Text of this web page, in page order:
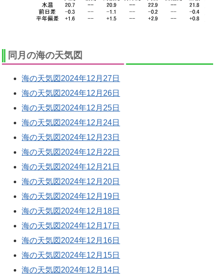
同月の海の天気図
海の天気図2024年12月27日
海の天気図2024年12月26日
海の天気図2024年12月25日
海の天気図2024年12月24日
海の天気図2024年12月23日
海の天気図2024年12月22日
海の天気図2024年12月21日
海の天気図2024年12月20日
海の天気図2024年12月19日
海の天気図2024年12月18日
海の天気図2024年12月17日
海の天気図2024年12月16日
海の天気図2024年12月15日
海の天気図2024年12月14日